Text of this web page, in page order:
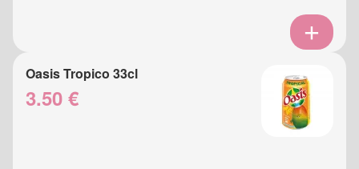
Oasis Tropico 33cl
3.50 €